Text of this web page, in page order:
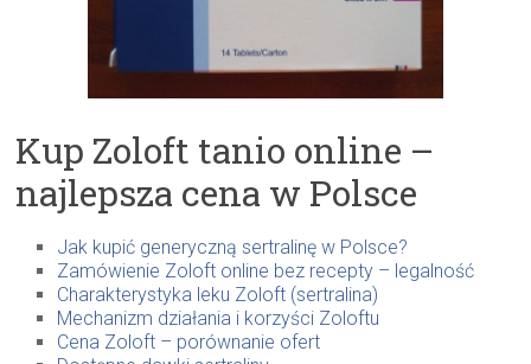
Kup Zoloft tanio online –
najlepsza cena w Polsce
Jak kupić generyczną sertralinę w Polsce?
Zamówienie Zoloft online bez recepty – legalność
Charakterystyka leku Zoloft (sertralina)
Mechanizm działania i korzyści Zoloftu
Cena Zoloft – porównanie ofert